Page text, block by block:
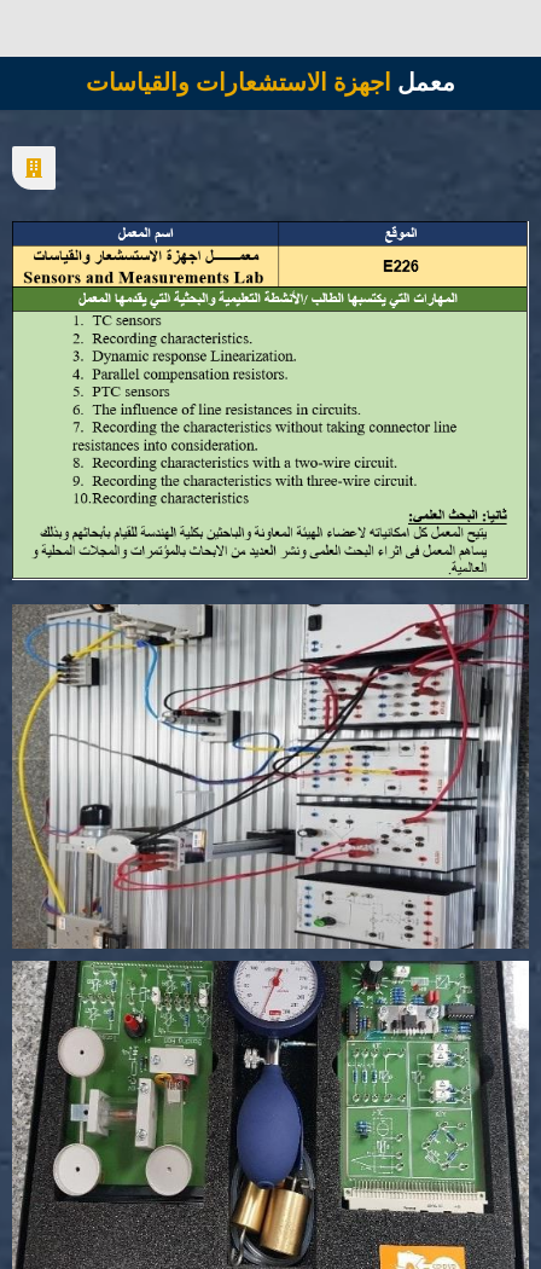
معمل اجهزة الاستشعارات والقياسات